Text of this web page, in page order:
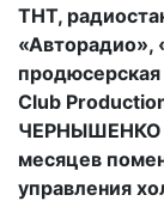
ТНТ,
«Авторадио»,
Club
ЧЕРНЫШЕНКО
месяцев
управления